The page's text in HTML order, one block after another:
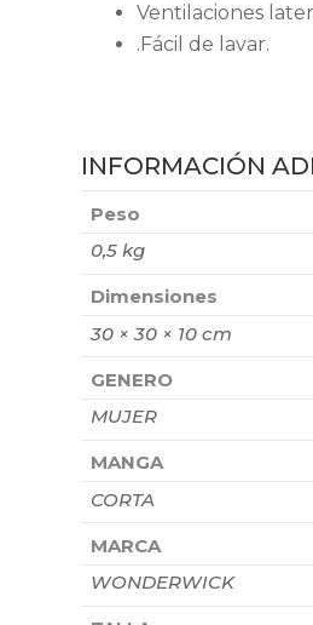
Ventilaciones
.Fácil de lavar.
INFORMACIÓN
Peso
0,5 kg
Dimensiones
30 × 30 × 10 cm
GENERO
MUJER
MANGA
CORTA
MARCA
WONDERWICK